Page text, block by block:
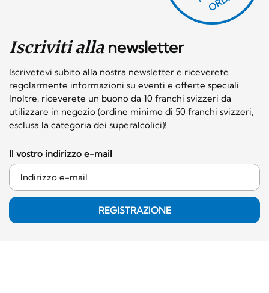
Iscriviti allanewsletter
Iscrivetevi subito alla nostra newsletter e riceverete
regolarmente informazioni su eventi e offerte speciali.
Inoltre, riceverete un buono da 10 franchi svizzeri da
utilizzare in negozio (ordine minimo di 50 franchi svizzeri,
esclusa la categoria dei superalcolici)!
Il vostro indirizzo e-mail
REGISTRAZIONE